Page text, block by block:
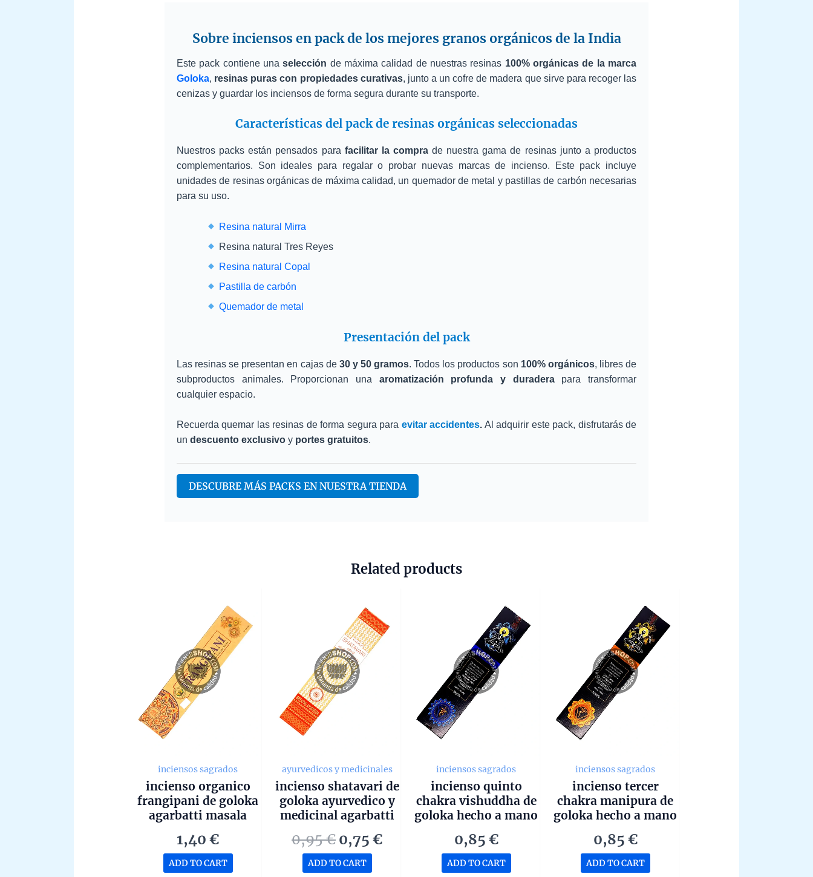
Sobre inciensos en pack de los mejores granos orgánicos de la India
Este pack contiene unaselección de máxima calidad de nuestras resinas 100% orgánicas de la marca
Goloka, resinas puras con propiedades curativas, junto a un cofre de madera que sirve para recoger las
cenizas y guardar los inciensos de forma segura durante su transporte.
Características del pack de resinas orgánicas seleccionadas
Nuestros packs están pensados para facilitar la comprade nuestra gama de resinas junto a productos
complementarios. Son ideales para regalar o probar nuevas marcas de incienso. Este pack incluye
unidades de resinas orgánicas de máxima calidad, un quemador de metal y pastillas de carbón necesarias
para su uso.
Resina natural Mirra
Resina natural Tres Reyes
Resina natural Copal
Pastilla de carbón
Quemador de metal
Presentación del pack
Las resinas se presentan en cajas de 30 y 50 gramos. Todos los productos son 100% orgánicos, libres de
subproductos animales. Proporcionan una aromatización profunda y duraderapara transformar
cualquier espacio.
Recuerda quemar las resinas de forma segura para evitar accidentes. Al adquirir este pack, disfrutarás de
un descuento exclusivo y portes gratuitos.
DESCUBRE MÁS PACKS EN NUESTRA TIENDA
Related products
inciensos sagrados
incienso organico
frangipani de goloka
agarbatti masala
bangalore unidad de
15g
1,40 €
ADD TO CART
ayurvedicos y medicinales
incienso shatavari de
goloka ayurvedico y
medicinal agarbatti
0,95€ Original
price
was:
0,75 €Current
ADD TO CART
inciensos sagrados
incienso quinto
chakra vishuddha de
goloka hecho a mano
de 15g
0,85 €
ADD TO CART
inciensos sagrados
incienso tercer
chakra manipura de
goloka hecho a mano
de 15g
0,85 €
ADD TO CART